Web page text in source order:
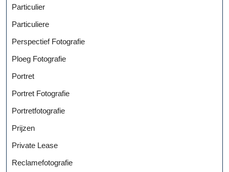
Particulier
Particuliere
Perspectief Fotografie
Ploeg Fotografie
Portret
Portret Fotografie
Portretfotografie
Prijzen
Private Lease
Reclamefotografie